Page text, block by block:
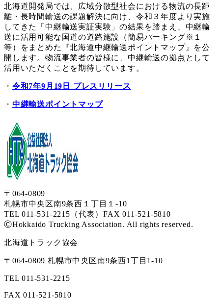
北海道開発局では、広域分散型社会における物流の長距
離・長時間輸送の課題解決に向け、令和３年度より実施
してきた「中継輸送実証実験」の結果を踏まえ、中継輸
送に活用可能な国道の道路施設（簡易パーキング※１
等）をまとめた『北海道中継輸送ポイントマップ』を公
開します。物流事業者の皆様に、中継輸送の拠点として
活用いただくことを期待しています。
・ 令和7年9月19日 プレスリリース
・ 中継輸送ポイントマップ
〒064-0809
札幌市中央区南9条西１丁目１-10
TEL 011-531-2215（代表）FAX 011-521-5810
ⒸHokkaido Trucking Association. All rights reserved.
北海道トラック協会
〒064-0809 札幌市中央区南9条西1丁目1-10
TEL 011-531-2215
FAX 011-521-5810